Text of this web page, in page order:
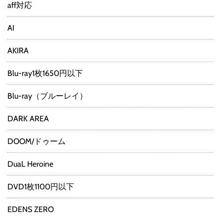
aff対応
AI
AKIRA
Blu-ray1枚1650円以下
Blu-ray（ブルーレイ）
DARK AREA
DOOM/ドゥーム
DuaL Heroine
DVD1枚1100円以下
EDENS ZERO